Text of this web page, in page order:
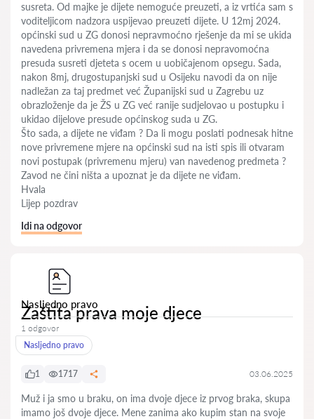
susreta. Od majke je dijete nemoguće preuzeti, a iz vrtića sam s
voditeljicom nadzora uspijevao preuzeti dijete. U 12mj 2024.
općinski sud u ZG donosi nepravmoćno rješenje da mi se ukida
navedena privremena mjera i da se donosi nepravomoćna
presuda susreti djeteta s ocem u uobičajenom opsegu. Sada,
nakon 8mj, drugostupanjski sud u Osijeku navodi da on nije
nadležan za taj predmet već Županijski sud u Zagrebu uz
obrazloženje da je ŽS u ZG već ranije sudjelovao u postupku i
ukidao dijelove presude općinskog suda u ZG.
Što sada, a dijete ne viđam ? Da li mogu poslati podnesak hitne
nove privremene mjere na općinski sud na isti spis ili otvaram
novi postupak (privremenu mjeru) van navedenog predmeta ?
Zavod ne čini ništa a upoznat je da dijete ne viđam.
Hvala
Lijep pozdrav
Idi na odgovor
Nasljedno pravo
Zaštita prava moje djece
1 odgovor
Nasljedno pravo
1 1717 03.06.2025
Muž i ja smo u braku, on ima dvoje djece iz prvog braka, skupa
imamo još dvoje djece. Mene zanima ako kupim stan na svoje